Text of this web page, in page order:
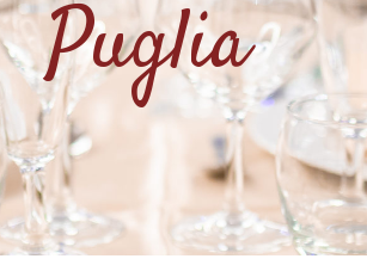
Puglia